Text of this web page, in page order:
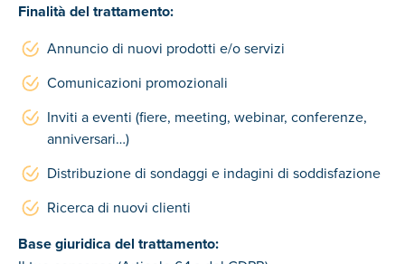
Finalità del trattamento:
Annuncio di nuovi prodotti e/o servizi
Comunicazioni promozionali
Inviti a eventi (fiere, meeting, webinar, conferenze,
anniversari…)
Distribuzione di sondaggi e indagini di soddisfazione
Ricerca di nuovi clienti
Base giuridica del trattamento: